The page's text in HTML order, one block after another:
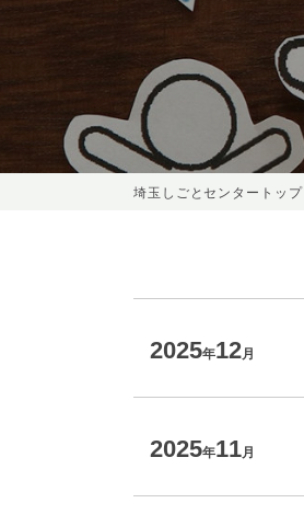
埼玉しごとセンタートップ
2025年12月
2025年11月